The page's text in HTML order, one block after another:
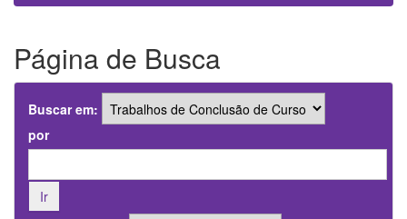
Página de Busca
Buscar em:
por